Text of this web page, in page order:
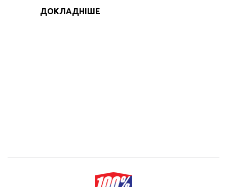
ДОКЛАДНІШЕ